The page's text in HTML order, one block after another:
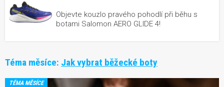
Objevte kouzlo pravého pohodlí při běhu s
botami Salomon AERO GLIDE 4!
Téma měsíce: Jak vybrat běžecké boty
TÉMA MĚSÍCE